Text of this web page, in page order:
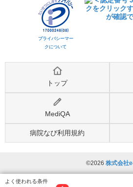
プライバシーマー
クについて
トップ
MediQA
病院なび利用規約
©2026 株式会社